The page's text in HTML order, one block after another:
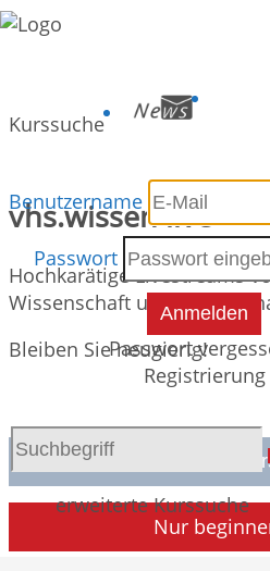
Kurssuche
Benutzername
Passwort
Anmelden
Passwort
Registrierung
erweiterte Kurssuche
vhs.wissen live
Hochkarätige Livestreams
Wissenschaft und
Bleiben Sie neugierig!
Alle
Nur